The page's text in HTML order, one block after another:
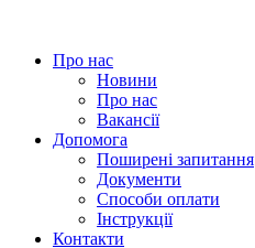
Про нас
Новини
Про нас
Вакансії
Допомога
Поширені запитання
Документи
Способи оплати
Інструкції
Контакти